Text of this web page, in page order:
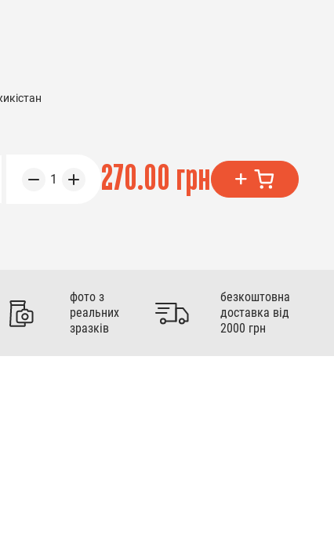
1 270.00 грн
фото з
реальних
зразків
безкоштовна
доставка від
2000 грн